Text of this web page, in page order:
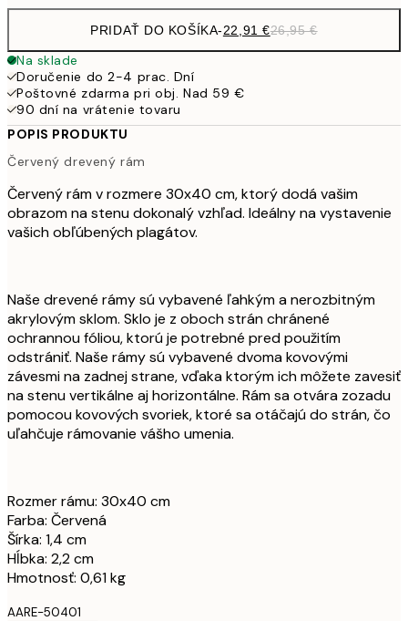
PRIDAŤ DO KOŠÍKA-22,91 €26,95 €
Na sklade
Doručenie do 2-4 prac. Dní
Poštovné zdarma pri obj. Nad 59 €
90 dní na vrátenie tovaru
POPIS PRODUKTU
Červený drevený rám
Červený rám v rozmere 30x40 cm, ktorý dodá vašim
obrazom na stenu dokonalý vzhľad. Ideálny na vystavenie
vašich obľúbených plagátov.
Naše drevené rámy sú vybavené ľahkým a nerozbitným
akrylovým sklom. Sklo je z oboch strán chránené
ochrannou fóliou, ktorú je potrebné pred použitím
odstrániť. Naše rámy sú vybavené dvoma kovovými
závesmi na zadnej strane, vďaka ktorým ich môžete zavesiť
na stenu vertikálne aj horizontálne. Rám sa otvára zozadu
pomocou kovových svoriek, ktoré sa otáčajú do strán, čo
uľahčuje rámovanie vášho umenia.
Rozmer rámu: 30x40 cm
Farba: Červená
Šírka: 1,4 cm
Hĺbka: 2,2 cm
Hmotnosť: 0,61 kg
AARE-50401